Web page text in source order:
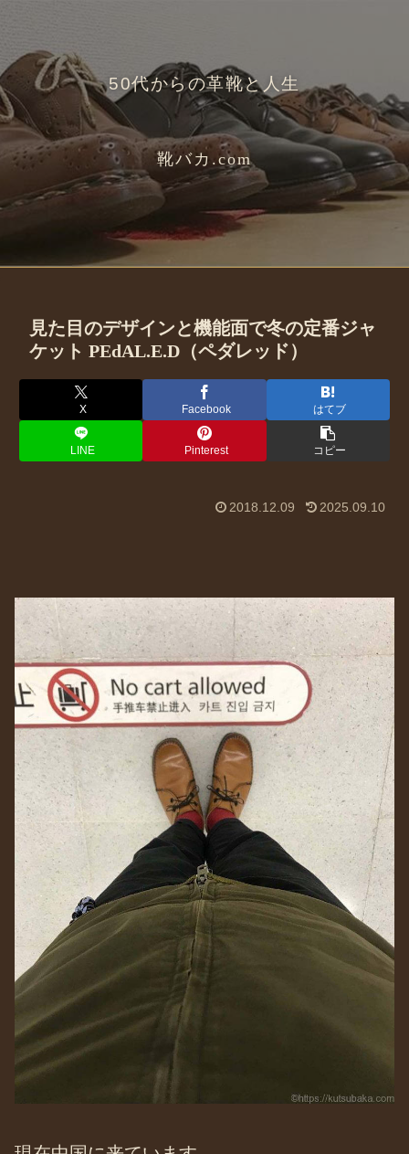
50代からの革靴と人生
靴バカ.com
見た目のデザインと機能面で冬の定番ジャ
ケット PEdAL.E.D（ペダレッド）
X Facebook はてブ
LINE Pinterest コピー
2018.12.09 2025.09.10